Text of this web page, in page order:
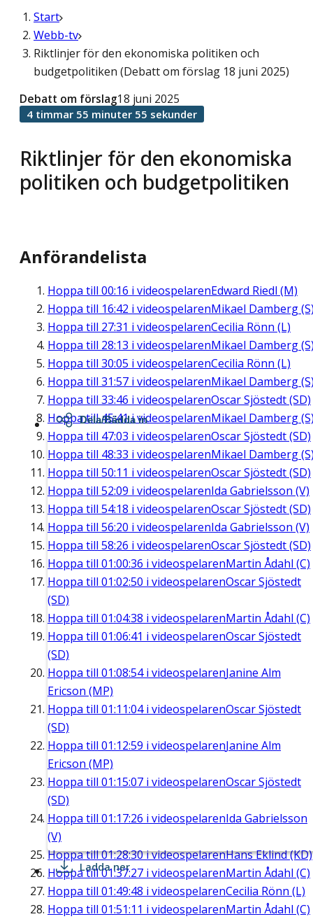
Start
Webb-tv
Riktlinjer för den ekonomiska politiken och
budgetpolitiken (Debatt om förslag 18 juni 2025)
Riktlinjer för den ekonomiska
politiken och budgetpolitiken
Debatt om förslag18 juni 2025
4 timmar 55 minuter 55 sekunder
Anförandelista
Hoppa till 00:16 i videospelarenEdward Riedl (M)
Hoppa till 16:42 i videospelarenMikael Damberg
Hoppa till 27:31 i videospelarenCecilia Rönn (L)
Hoppa till 28:13 i videospelarenMikael Damberg
Hoppa till 30:05 i videospelarenCecilia Rönn (L)
Hoppa till 31:57 i videospelarenMikael Damberg
Hoppa till 33:46 i videospelarenOscar Sjöstedt (SD)
Hoppa till45:41i videospelarenMikael Damberg
Hoppa till 47:03 i videospelarenOscar Sjöstedt (SD)
Hoppa till 48:33 i videospelarenMikael Damberg
Hoppa till 50:11 i videospelarenOscar Sjöstedt (SD)
Hoppa till 52:09 i videospelarenIda Gabrielsson (V)
Hoppa till 54:18 i videospelarenOscar Sjöstedt (SD)
Hoppa till 56:20 i videospelarenIda Gabrielsson (V)
Hoppa till 58:26 i videospelarenOscar Sjöstedt (SD)
Hoppa till 01:00:36 i videospelarenMartin Ådahl (C)
Hoppa till 01:02:50 i videospelarenOscar Sjöstedt
(SD)
Hoppa till 01:04:38 i videospelarenMartin Ådahl (C)
Hoppa till 01:06:41 i videospelarenOscar Sjöstedt
(SD)
Hoppa till 01:08:54i videospelarenJanine Alm
Ericson (MP)
Hoppa till 01:11:04i videospelarenOscar Sjöstedt
(SD)
Hoppa till 01:12:59 i videospelarenJanine Alm
Ericson (MP)
Hoppa till 01:15:07 i videospelarenOscar Sjöstedt
(SD)
Hoppa till 01:17:26 i videospelarenIda Gabrielsson
(V)
Hoppa till01:28:30i videospelarenHans Eklind (KD)
Hoppa till01:37:27 i videospelarenMartin Ådahl (C)
Hoppa till 01:49:48 i videospelarenCecilia Rönn (L)
Hoppa till 01:51:11 i videospelarenMartin Ådahl (C)
Dela/Bädda in
Ladda ner